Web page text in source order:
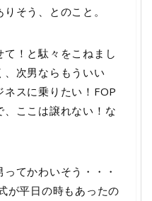
そう、とのこと。
！と駄々をこねまし
次男ならもういい
スに乗りたい！FOP
ここは譲れない！な
ってかわいそう・・・
が平日の時もあったの